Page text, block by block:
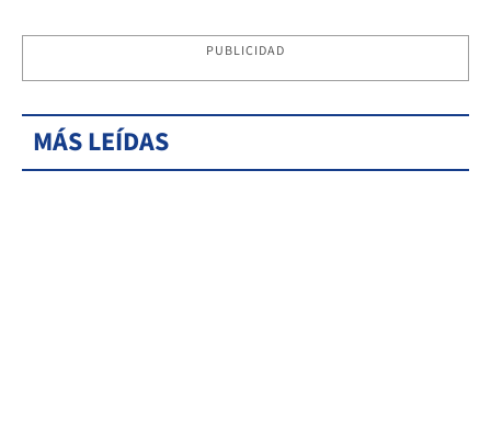
PUBLICIDAD
MÁS LEÍDAS